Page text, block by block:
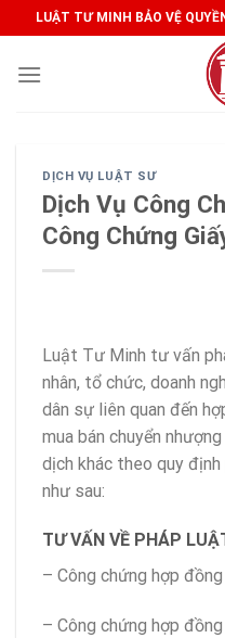
to
content
LUẬT TƯ MINH BẢO VỆ
DỊCH VỤ LUẬT SƯ
Dịch Vụ Công
Công Chứng
Luật Tư Minh tư vấn
nhân, tổ chức, doanh
dân sự liên quan đến
mua bán chuyển
dịch khác theo quy
như sau:
TƯ VẤN VỀ PHÁP
– Công chứng hợp đồng
– Công chứng hợp